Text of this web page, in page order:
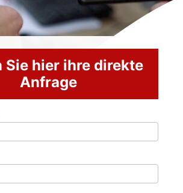
Sie hier ihre direkte
Anfrage